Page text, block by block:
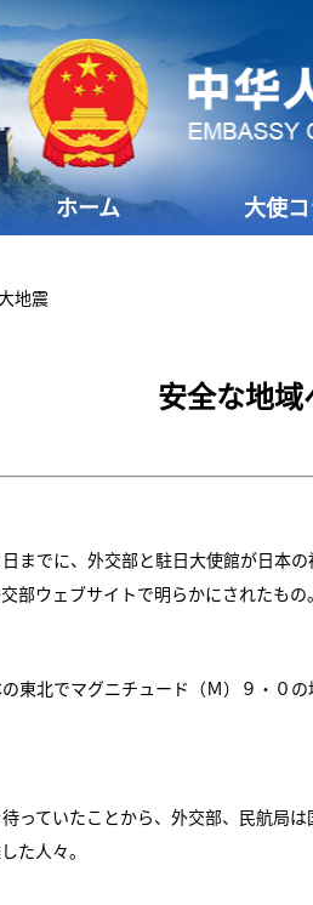
ホーム 大使
地震
安全な地域
までに、外交部と駐日大使館が日本
部ウェブサイトで明らかにされたもの
東北でマグニチュード（Ｍ）９・０
っていたことから、外交部、民航局
た人々。